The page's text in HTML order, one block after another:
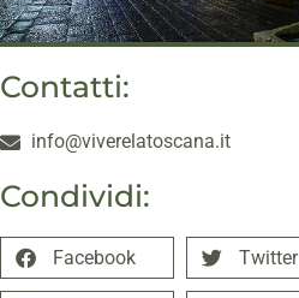
Contatti:
info@viverelatoscana.it
Condividi:
Facebook Twitter